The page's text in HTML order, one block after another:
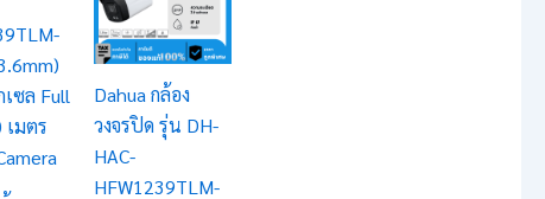
Dahua กล้อง
วงจรปิด รุ่น DH-
HAC-
HFW1239TLM-